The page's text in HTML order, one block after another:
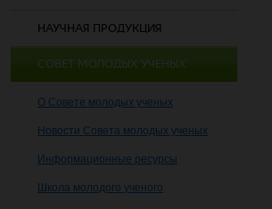
НАУЧНАЯ ПРОДУКЦИЯ
СОВЕТ МОЛОДЫХ УЧЕНЫХ
О Совете молодых ученых
Новости Совета молодых ученых
Информационные ресурсы
Школа молодого ученого